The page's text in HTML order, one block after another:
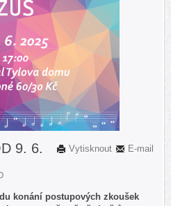
E-mail
Vytisknout
9. 6.
konání postupových zkoušek